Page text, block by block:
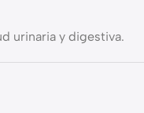
urinaria y digestiva.